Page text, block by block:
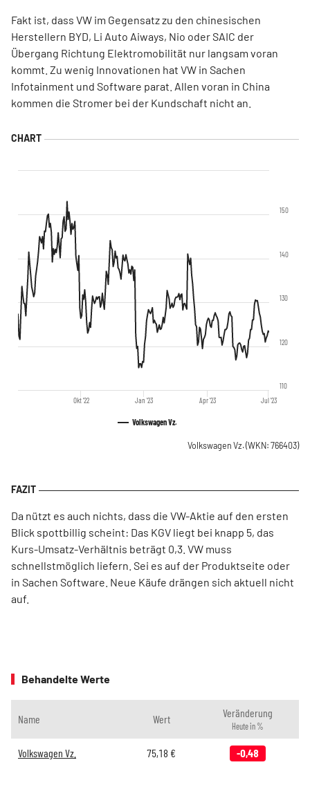
Fakt ist, dass VW im Gegensatz zu den chinesischen
Herstellern BYD, Li Auto Aiways, Nio oder SAIC der
Übergang Richtung Elektromobilität nur langsam voran
kommt. Zu wenig Innovationen hat VW in Sachen
Infotainment und Software parat. Allen voran in China
kommen die Stromer bei der Kundschaft nicht an.
Volkswagen Vz.
Jan '23 Jul '23
Okt '22 Apr '23
110
120
130
140
150
Volkswagen Vz.(WKN: 766403)
Da nützt es auch nichts, dass die VW-Aktie auf den ersten
Blick spottbillig scheint: Das KGV liegt bei knapp 5, das
Kurs-Umsatz-Verhältnis beträgt 0,3. VW muss
schnellstmöglich liefern. Sei es auf der Produktseite oder
in Sachen Software. Neue Käufe drängen sich aktuell nicht
auf.
Behandelte Werte
Name Wert Veränderung
Heute in %
Volkswagen Vz. 75,18 € -0,48